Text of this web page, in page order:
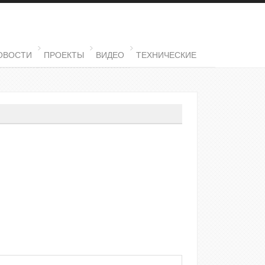
ПРОЕКТЫ ВИДЕО ТЕХНИЧЕСКИЕ